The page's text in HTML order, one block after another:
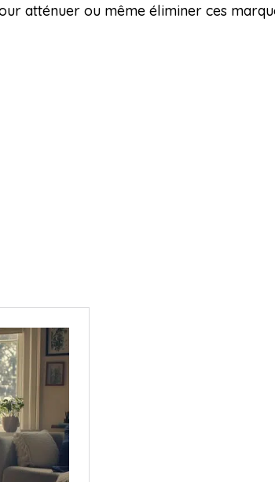
atténuer ou même éliminer ces